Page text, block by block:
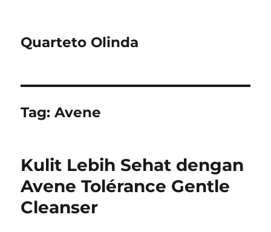
Quarteto Olinda
Tag:Avene
Kulit Lebih Sehat dengan
Avene Tolérance Gentle
Cleanser